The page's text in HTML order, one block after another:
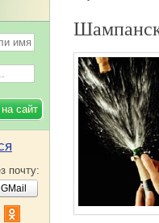
почту:
GMail